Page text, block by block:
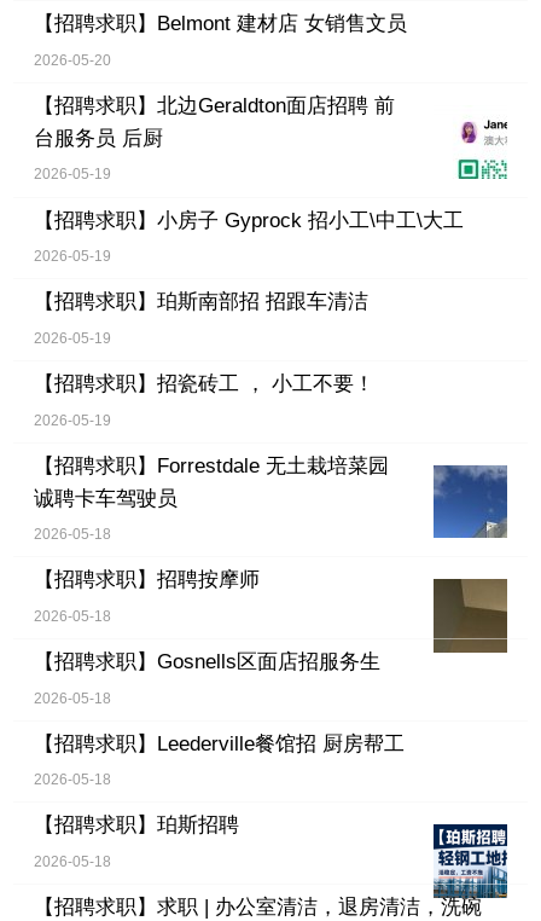
【招聘求职】 Belmont 建材店 女销售文员
2026-05-20
【招聘求职】 北边Geraldton面店招聘 前
台服务员 后厨
2026-05-19
【招聘求职】 小房子 Gyprock 招小工\中工\大工
2026-05-19
【招聘求职】 珀斯南部招 招跟车清洁
2026-05-19
【招聘求职】 招瓷砖工 ， 小工不要！
2026-05-19
【招聘求职】 Forrestdale 无土栽培菜园
诚聘卡车驾驶员
2026-05-18
【招聘求职】 招聘按摩师
2026-05-18
【招聘求职】 Gosnells区面店招服务生
2026-05-18
【招聘求职】 Leederville餐馆招 厨房帮工
2026-05-18
【招聘求职】 珀斯招聘
2026-05-18
【招聘求职】 求职 | 办公室清洁，退房清洁，洗碗